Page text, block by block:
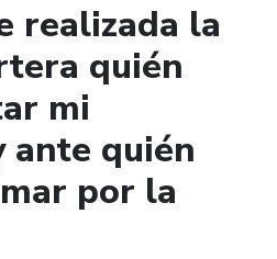
realizada la
quién
mi
ante quién
por la